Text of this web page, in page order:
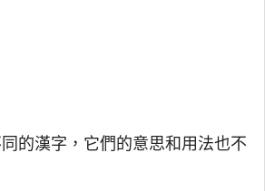
的漢字，它們的意思和用法也不